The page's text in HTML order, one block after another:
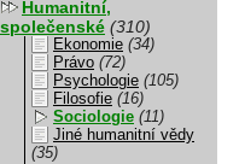
Humanitní,
společenské (310)
Ekonomie (34)
Právo (72)
Psychologie (105)
Filosofie (16)
Sociologie (11)
Jiné humanitní vědy
(35)